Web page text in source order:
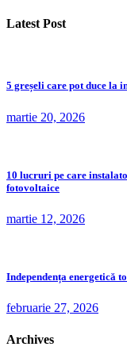
Latest Post
5 greșeli care pot duce la
martie 20, 2026
10 lucruri pe care
fotovoltaice
martie 12, 2026
Independența energetică
februarie 27, 2026
Archives